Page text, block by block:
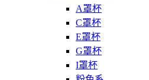
A罩杯
C罩杯
E罩杯
G罩杯
I罩杯